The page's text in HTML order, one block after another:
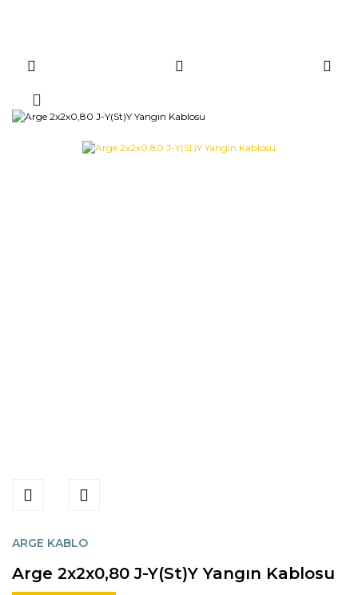
ARGE KABLO
Arge 2x2x0,80 J-Y(St)Y Yangın Kablosu